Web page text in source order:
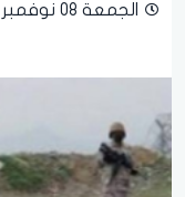
الجمعة 08 نوفمبر 2024 | 06:20 مساءً